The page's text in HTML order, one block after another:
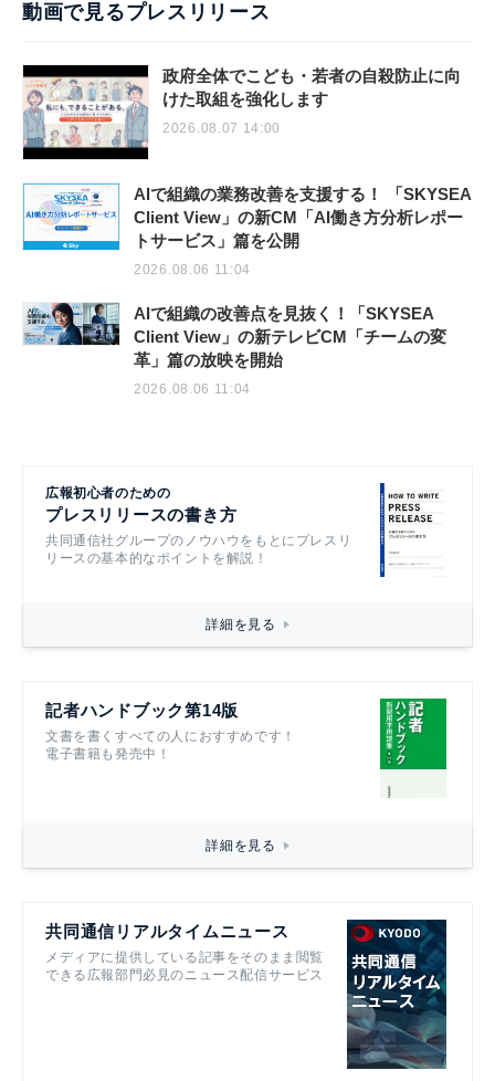
動画で見るプレスリリース
政府全体でこども・若者の自殺防止に向
けた取組を強化します
2026.08.07 14:00
AIで組織の業務改善を支援する！ 「SKYSEA
Client View」の新CM「AI働き方分析レポー
トサービス」篇を公開
2026.08.06 11:04
AIで組織の改善点を見抜く！「SKYSEA
Client View」の新テレビCM「チームの変
革」篇の放映を開始
2026.08.06 11:04
広報初心者のための
プレスリリースの書き方
共同通信社グループのノウハウをもとにプレスリ
リースの基本的なポイントを解説！
詳細を見る
記者ハンドブック第14版
文書を書くすべての人におすすめです！
電子書籍も発売中！
詳細を見る
共同通信リアルタイムニュース
メディアに提供している記事をそのまま閲覧
できる広報部門必見のニュース配信サービス